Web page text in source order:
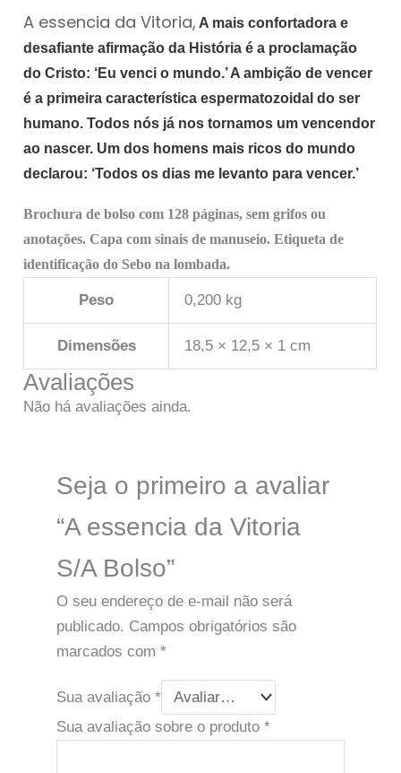
A essencia da Vitoria, A mais confortadora e
desafiante afirmação da História é a proclamação
do Cristo: ‘Eu venci o mundo.’ A ambição de vencer
é a primeira característica espermatozoidal do ser
humano. Todos nós já nos tornamos um vencendor
ao nascer. Um dos homens mais ricos do mundo
declarou: ‘Todos os dias me levanto para vencer.’
Brochura de bolso com 128 páginas, sem grifos ou
anotações. Capa com sinais de manuseio. Etiqueta de
identificação do Sebo na lombada.
Peso 0,200 kg
Dimensões 18,5 × 12,5 × 1 cm
Avaliações
Não há avaliações ainda.
Seja o primeiro a avaliar
“A essencia da Vitoria
S/A Bolso”
O seu endereço de e-mail não será
publicado. Campos obrigatórios são
marcados com *
Sua avaliação *
Sua avaliação sobre o produto *